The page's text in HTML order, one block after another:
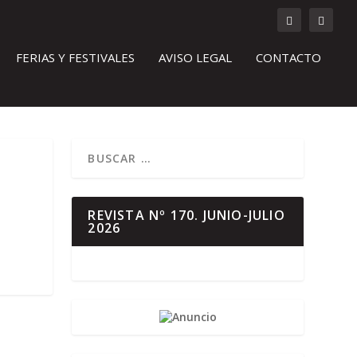
FERIAS Y FESTIVALES AVISO LEGAL CONTACTO
REVISTA Nº 170. JUNIO-JULIO
2026